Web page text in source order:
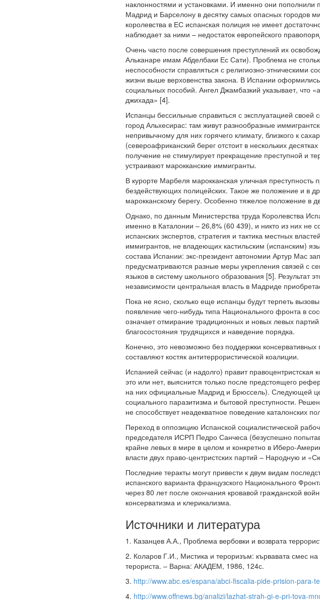
наклонностями и установками. И именно они пополнили
Мадрид и Барселону в десятку самых опасных городов
королевства в ЕС испанская полиция не имеет
наблюдает за ними – недостаток европейского
Очень часто после совершения преступлений их
Альканаре имам Абделбаки Ес Сати). Проблема не
неспособности справляться с религиозно-
жизни выше верховенства закона. В Испании
социальных пособий. Ангел Джамбазкий указывает, что
джихада» [4].
Испанцы бессильные справиться с эксплуатацией
город Альхесирас: там живут разнообразные
непривычному для них горячего климату, близкого к
(североафриканский берег отстоит в нескольких
получение не стимулирует прекращение преступной и
устраивают марокканские иммигранты.
В курорте Марбеля марокканская уличная
бездействующих полицейских. Такое же положение и в
марокканскому берегу. Особенно тяжелое положение в
Однако, по данным Министерства труда Королевства
именно в Каталонии – 26,8% (60 439), и никто из них не
испанских экспертов, стратегия и тактика местных
иммигрантов, не владеющих кастильским (испанским)
состава Испании: экс-президент автономии Артур Мас
предусматриваются разные меры укрепления связей с
языков в систему школьного образования [5].
независимости центральная власть в Мадриде
Пока не ясно, сколько еще испанцы будут терпеть
появление чего-нибудь типа Национального фронта в
означает отмирание традиционных и новых левых
благосостояния трудящихся и наведение порядка.
Конечно, это невозможно без поддержки
составляют костяк антитеррористической коалиции.
Испанией сейчас (и надолго) правит
это или нет, выяснится только после предстоящего
на них официальные Мадрид и Брюссель). Следующей
социального паразитизма и бытовой преступности.
не способствует неадекватное поведение каталонских
Переход в оппозицию Испанской социалистической
председателя ИСРП Педро Санчеса (безуспешно
крайне левых в мире в целом и конкретно в Иберо-
власти двух право-центристских партий – Народную и
Последние теракты могут привести к двум видам
испанского варианта французского Национального
через 80 лет после окончания кровавой гражданской
консерватизма и клерикализма.
Источники и литература
1. Казанцев А.А., Проблема вербовки и возврата
2. Коларов Г.И., Мистика и тероризъм: кървавата смес
терориста. – Варна: АКАДЕМ, 1986, 124с.
3. http://www.abc.es/espana/abci-fiscalia-pide-prision-
4. http://www.offnews.bg/analizi/lazhat-strah-gi-e-pri-tova-